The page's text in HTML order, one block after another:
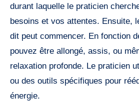
durant laquelle le praticien
besoins et vos attentes. Ensuite,
dit peut commencer. En fonction
pouvez être allongé, assis, ou
relaxation profonde. Le praticien
ou des outils spécifiques pour
énergie.